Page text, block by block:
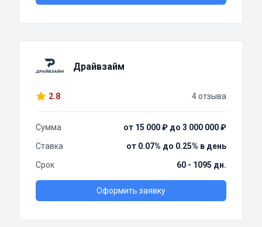
Драйвзайм
2.8 4 отзыва
Сумма
от 15 000 ₽ до 3 000 000 ₽
Ставка
от 0.07% до 0.25% в день
Срок
60 - 1095 дн.
Оформить заявку